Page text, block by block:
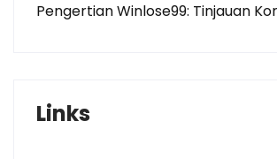
Pengertian Winlose99: Tinjauan
Links